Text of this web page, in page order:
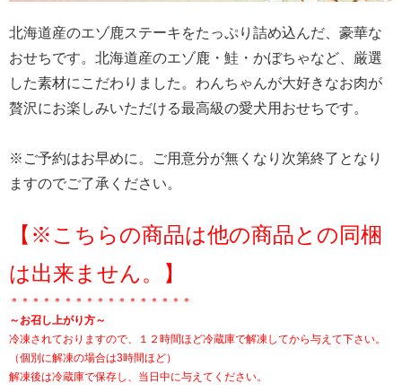
北海道産のエゾ鹿ステーキをたっぷり詰め込んだ、豪華な
おせちです。北海道産のエゾ鹿・鮭・かぼちゃなど、厳選
した素材にこだわりました。わんちゃんが大好きなお肉が
贅沢にお楽しみいただける最高級の愛犬用おせちです。
※ご予約はお早めに。ご用意分が無くなり次第終了となり
ますのでご了承ください。
【※こちらの商品は他の商品との同梱
は出来ません。】
＊＊＊＊＊＊＊＊＊＊＊＊＊＊＊＊＊
～お召し上がり方～
冷凍されておりますので、１２時間ほど冷蔵庫で解凍してから与えて下さい。
（個別に解凍の場合は3時間ほど）
解凍後は冷蔵庫で保存し、当日中に与えてください。